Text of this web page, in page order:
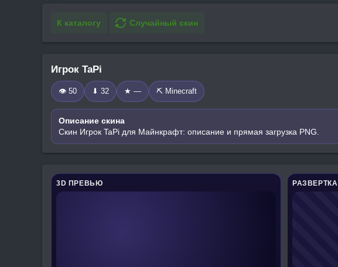
К каталогу Случайный скин
Игрок TaPi
👁 50 ⬇ 32 ★ — ⛏️ Minecraft
Описание скина
Скин Игрок TaPi для Майнкрафт: описание и прямая загрузка PNG.
3D ПРЕВЬЮ РАЗВЕРТКА